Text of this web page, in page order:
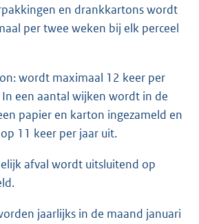
en drankkartons wordt
per twee weken bij elk perceel
wordt maximaal 12 keer per
een aantal wijken wordt in de
papier en karton ingezameld en
11 keer per jaar uit.
afval wordt uitsluitend op
jaarlijks in de maand januari